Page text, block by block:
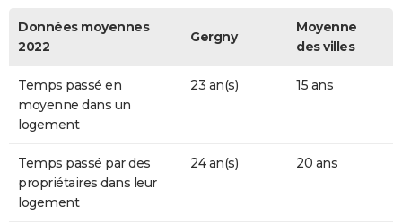
Données moyennes
2022
Gergny
Moyenne
des villes
Temps passé en
moyenne dans un
logement
23 an(s) 15 ans
Temps passé par des
propriétaires dans leur
logement
24 an(s) 20 ans